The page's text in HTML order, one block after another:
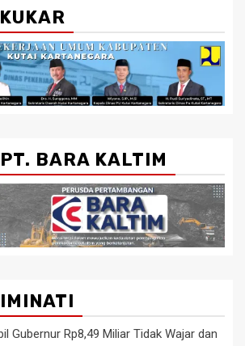
BARA KALTIM
Gubernur Rp8,49 Miliar Tidak Wajar dan